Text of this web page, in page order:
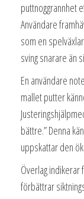
puttnoggrannhet
Användare
som en
sving snarare än
En användare
mallet putter
bättre.” Denna
uppskattar den
Överlag
förbättrar